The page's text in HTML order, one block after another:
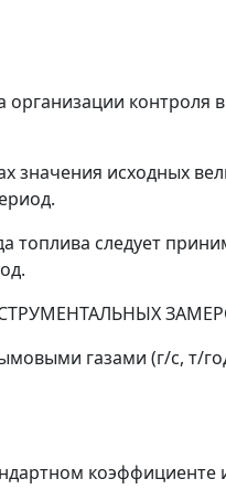
контроля
значения исходных
следует
газами (г/с, т/
коэффициенте